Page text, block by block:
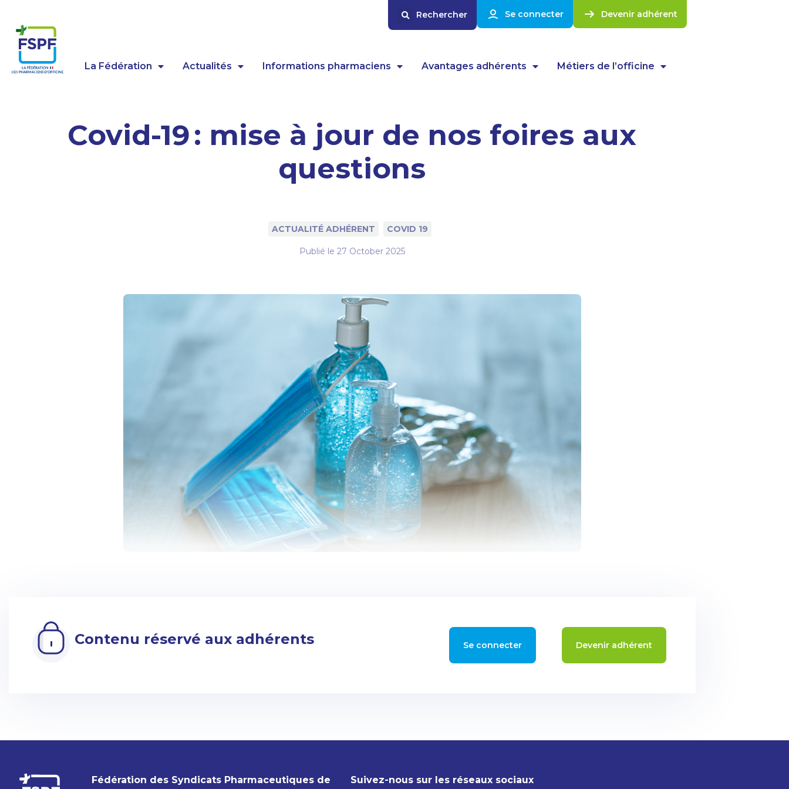
Se connecter Devenir adhérent
La Fédération Actualités Informations pharmaciens Avantages adhérents Métiers de l’officine
Covid-19 : mise à jour de nos foires aux
questions
ACTUALITÉ ADHÉRENT COVID 19
Publié le 27 October 2025
Contenu réservé aux adhérents Se connecter Devenir adhérent
Fédération des Syndicats Pharmaceutiques de
Suivez-nous sur les réseaux sociaux